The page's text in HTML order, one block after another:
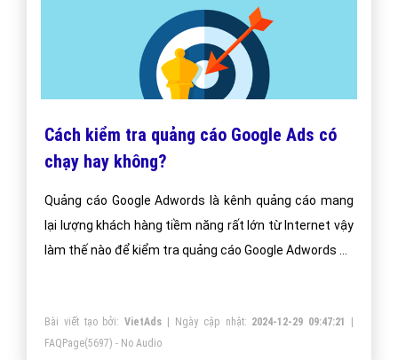
Cách kiểm tra quảng cáo Google Ads có
chạy hay không?
Quảng cáo Google Adwords là kênh quảng cáo mang
lại lượng khách hàng tiềm năng rất lớn từ Internet vậy
làm thế nào để kiểm tra quảng cáo Google Adwords có
Bài viết tạo bởi:VietAds | Ngày cập nhật: 2024-12-29 09:47:21
|
FAQPage(5697) - No Audio